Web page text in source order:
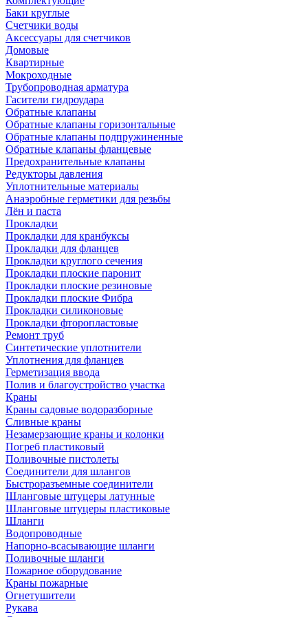
Баки круглые
Счетчики воды
Аксессуары для счетчиков
Домовые
Квартирные
Мокроходные
Трубопроводная арматура
Гасители гидроудара
Обратные клапаны
Обратные клапаны горизонтальные
Обратные клапаны подпружиненные
Обратные клапаны фланцевые
Предохранительные клапаны
Редукторы давления
Уплотнительные материалы
Анаэробные герметики для резьбы
Лён и паста
Прокладки
Прокладки для кранбуксы
Прокладки для фланцев
Прокладки круглого сечения
Прокладки плоские паронит
Прокладки плоские резиновые
Прокладки плоские Фибра
Прокладки силиконовые
Прокладки фторопластовые
Ремонт труб
Синтетические уплотнители
Уплотнения для фланцев
Герметизация ввода
Полив и благоустройство участка
Краны
Краны садовые водоразборные
Сливные краны
Незамерзающие краны и колонки
Погреб пластиковый
Поливочные пистолеты
Соединители для шлангов
Быстроразъемные соединители
Шланговые штуцеры латунные
Шланговые штуцеры пластиковые
Шланги
Водопроводные
Напорно-всасывающие шланги
Поливочные шланги
Пожарное оборудование
Краны пожарные
Огнетушители
Рукава